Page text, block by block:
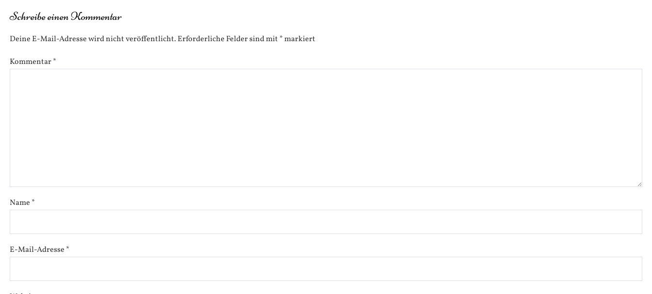
Schreibe einen Kommentar
Deine E-Mail-Adresse wird nicht veröffentlicht. Erforderliche Felder sind mit *markiert
Kommentar*
Name *
E-Mail-Adresse *